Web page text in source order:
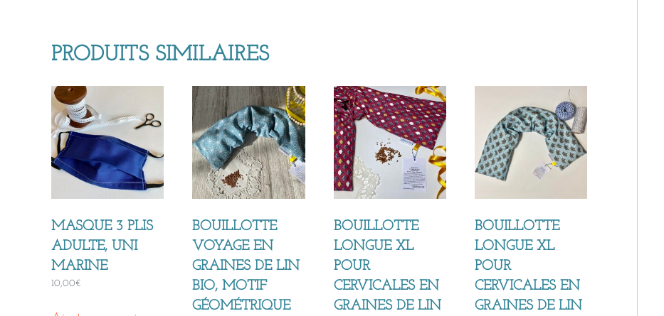
PRODUITS SIMILAIRES
MASQUE 3 PLIS
ADULTE, UNI
MARINE
10,00€
BOUILLOTTE
VOYAGE EN
GRAINES DE LIN
BIO, MOTIF
GÉOMÉTRIQUE
BOUILLOTTE
LONGUE XL
POUR
CERVICALES EN
GRAINES DE LIN
BOUILLOTTE
LONGUE XL
POUR
CERVICALES EN
GRAINES DE LIN